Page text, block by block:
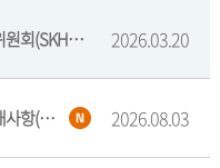
[논문] 2026학년도 기관생명윤리위원회(SKHUIRB)연구계획 심의 신청 안내 2026.03.20
2026-2학기 수강신청 및 안내사항(필독) - 신입생 포함 2026.08.03